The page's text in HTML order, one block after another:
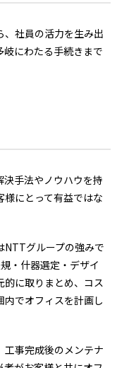
社員の活力を生み出
にわたる手続きまで
手法やノウハウを持
にとって有益ではな
NTTグループの強みで
・什器選定・デザイ
的に取りまとめ、コス
内でオフィスを計画し
工事完成後のメンテナ